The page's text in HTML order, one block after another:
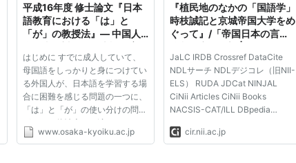
平成16年度 修士論文『日本
語教育における「は」と
「が」の教授法』― 中国人
場合 ― 大阪教育大学 大学院
教育学専攻科 国語教育専攻
国語学専修 孟玲秀
はじめに すでに成人していて、
母国語をしっかりと身につけてい
る外国人が、日本語を学習する場
合に困難を感じる問題の一つに、
「は」と「が」の使い分けの問題
があると佐治圭三は述べている。
その難しさの理由について、彼は
www.osaka-kyoiku.ac.jp
『植民地のなかの「国語学」
時枝誠記と京城帝国大学をめ
ぐって』/「帝国日本の言語
Research
JaLC IRDB Crossref DataCite
NDLサーチ NDLデジコレ（旧NII-
ELS） RUDA JDCat NINJAL
CiNii Articles CiNii Books
NACSIS-CAT/ILL DBpedia
LSDB Archive 極地研ADS 極地研
cir.nii.ac.jp